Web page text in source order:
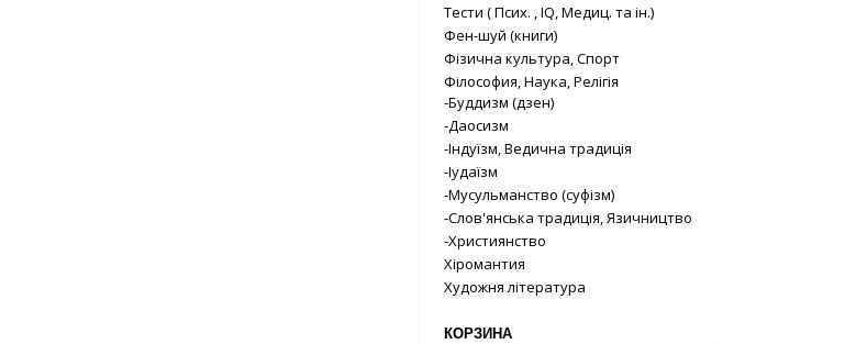
Тести ( Псих. , IQ, Медиц. та ін.)
Фен-шуй (книги)
Фізична культура, Спорт
Філософия, Наука, Релігія
-Буддизм (дзен)
-Даосизм
-Індуїзм, Ведична традиція
-Іудаїзм
-Мусульманство (суфізм)
-Слов'янська традиція, Язичництво
-Християнство
Хіромантия
Художня література
КОРЗИНА